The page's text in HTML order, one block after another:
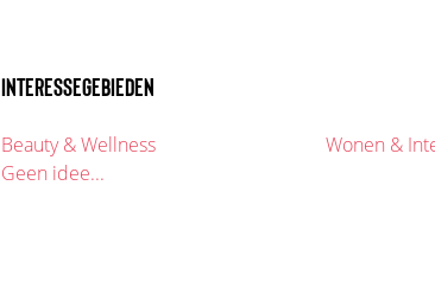
INTERESSEGEBIEDEN
Beauty & Wellness
Wonen &
Geen idee...